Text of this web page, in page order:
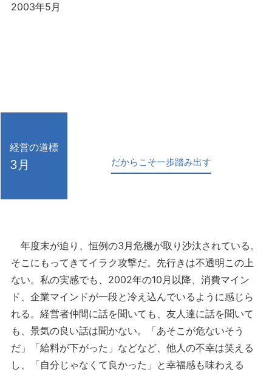
2003年5月
経営の道標
3月 だからこそ一歩踏み出す
年度末が迫り、恒例の3月危機が取り沙汰されている。
そこにもってきてイラク攻撃だ。先行きは不透明この上
ない。私の実感でも、2002年の10月以降、消費マイン
ド、企業マインドが一段と冷え込んでいるように感じら
れる。経営者仲間に話を聞いても、友人達に話を聞いて
も、景気の良い話は聞かない。「あそこが危ないそう
だ」「給料が下がった」などなど、他人の不幸は笑える
し、「自分じゃなくて良かった」と幸福感も味わえる